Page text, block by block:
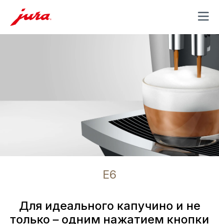
MENU
E6
Для идеального капучино и не
только – одним нажатием кнопки